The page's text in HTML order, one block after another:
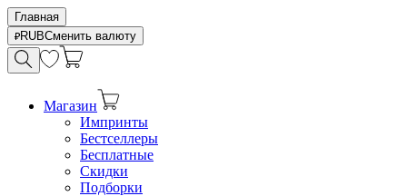
Главная
RUBСменить валюту
Магазин
Импринты
Бестселлеры
Бесплатные
Скидки
Подборки